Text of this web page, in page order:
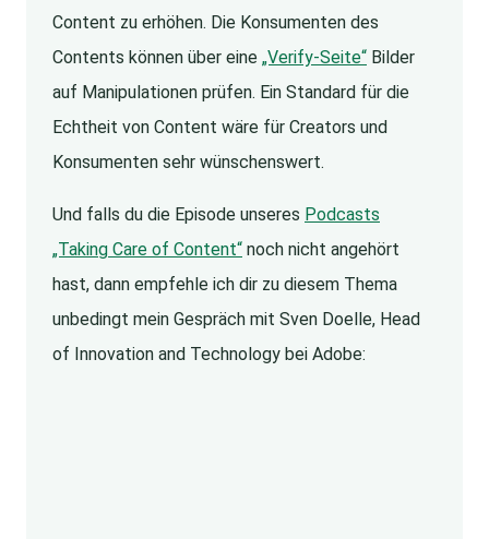
Content zu erhöhen. Die Konsumenten des
Contents können über eine „Verify-Seite“ Bilder
auf Manipulationen prüfen. Ein Standard für die
Echtheit von Content wäre für Creators und
Konsumenten sehr wünschenswert.
Und falls du die Episode unseres Podcasts
„Taking Care of Content“ noch nicht angehört
hast, dann empfehle ich dir zu diesem Thema
unbedingt mein Gespräch mit Sven Doelle, Head
of Innovation and Technology bei Adobe: